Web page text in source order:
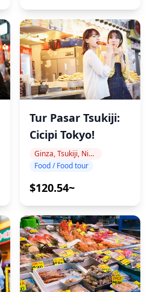
Tur Pasar Tsukiji:
Cicipi Tokyo!
Ginza, Tsukiji, Nihonbashi
Food / Food tour
$120.54~